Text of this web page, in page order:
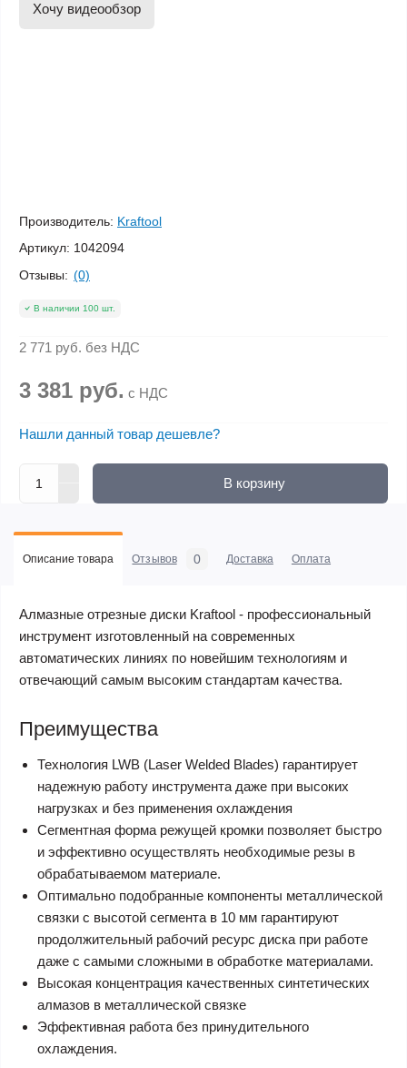
Хочу видеообзор
Производитель: Kraftool
Артикул: 1042094
Отзывы: (0)
В наличии 100 шт.
2 771 руб. без НДС
3 381 руб. с НДС
Нашли данный товар дешевле?
В корзину
Описание товара Отзывов 0 Доставка Оплата
Алмазные отрезные диски Kraftool - профессиональный
инструмент изготовленный на современных
автоматических линиях по новейшим технологиям и
отвечающий самым высоким стандартам качества.
Преимущества
Технология LWB (Laser Welded Blades) гарантирует
надежную работу инструмента даже при высоких
нагрузках и без применения охлаждения
Сегментная форма режущей кромки позволяет быстро
и эффективно осуществлять необходимые резы в
обрабатываемом материале.
Оптимально подобранные компоненты металлической
связки с высотой сегмента в 10 мм гарантируют
продолжительный рабочий ресурс диска при работе
даже с самыми сложными в обработке материалами.
Высокая концентрация качественных синтетических
алмазов в металлической связке
Эффективная работа без принудительного
охлаждения.